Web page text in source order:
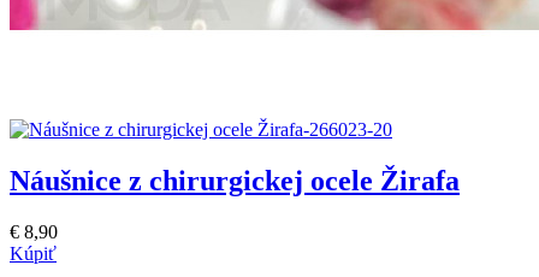
Náušnice z chirurgickej ocele Žirafa
€ 8,90
Kúpiť